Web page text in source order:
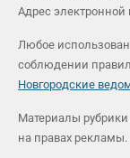
Адрес
Любое
соблюдении
Новгородские
Материалы
на правах рекламы.